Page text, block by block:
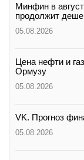
Минфин в
продолжит
05.08.2026
Цена нефти и
Ормузу
05.08.2026
VK. Прогноз
05.08.2026